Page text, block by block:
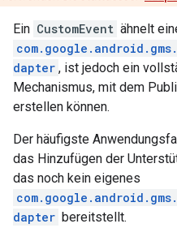
Ein CustomEvent ähnelt
dapter , ist jedoch ein
Mechanismus, mit dem
erstellen können.
Der häufigste
das Hinzufügen der
das noch kein eigenes
dapter bereitstellt.